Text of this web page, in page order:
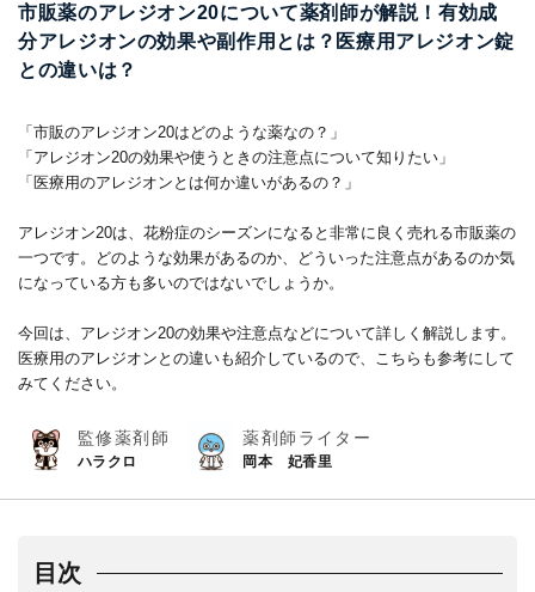
市販薬のアレジオン20について薬剤師が解説！有効成
分アレジオンの効果や副作用とは？医療用アレジオン錠
との違いは？
「市販のアレジオン20はどのような薬なの？」
「アレジオン20の効果や使うときの注意点について知りたい」
「医療用のアレジオンとは何か違いがあるの？」
アレジオン20は、花粉症のシーズンになると非常に良く売れる市販薬の
一つです。どのような効果があるのか、どういった注意点があるのか気
になっている方も多いのではないでしょうか。
今回は、アレジオン20の効果や注意点などについて詳しく解説します。
医療用のアレジオンとの違いも紹介しているので、こちらも参考にして
みてください。
監修薬剤師
ハラクロ
薬剤師ライター
岡本 妃香里
目次